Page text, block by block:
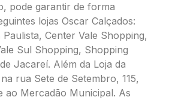
pode garantir de forma
lojas Oscar Calçados:
Center Vale Shopping,
Sul Shopping, Shopping
Jacareí. Além da Loja da
rua Sete de Setembro, 115,
ao Mercadão Municipal. As